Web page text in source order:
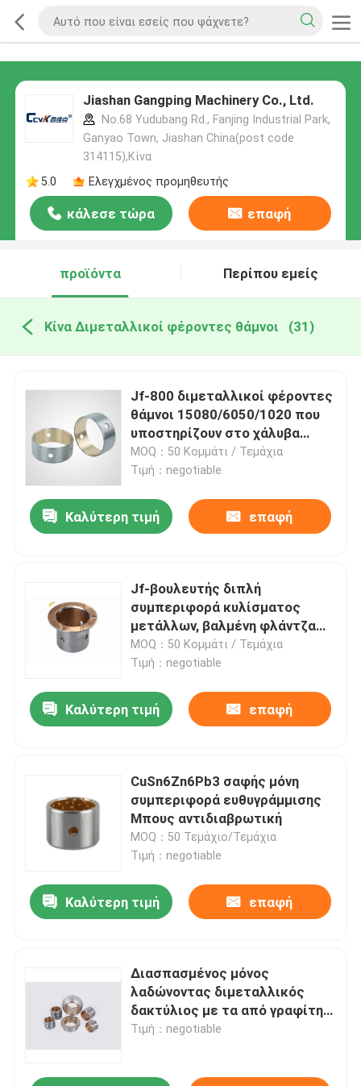
Jiashan Gangping Machinery Co., Ltd.
No.68 Yudubang Rd., Fanjing Industrial Park,
Ganyao Town, Jiashan China(post code
314115),Κίνα
5.0
Ελεγχμένος προμηθευτής
κάλεσε τώρα επαφή
προϊόντα Περίπου εμείς
Κίνα Διμεταλλικοί φέροντες θάμνοι (31)
Jf-800 διμεταλλικοί φέροντες
θάμνοι 15080/6050/1020 που
υποστηρίζουν στο χάλυβα
χαμηλού άνθρακα
MOQ：50 Κομμάτι / Τεμάχια
Τιμή：negotiable
Καλύτερη τιμή επαφή
Jf-βουλευτής διπλή
συμπεριφορά κυλίσματος
μετάλλων, βαλμένη φλάντζα
πεδιάδα που αντέχει τις καλές
ιδιότητες κούρασης
MOQ：50 Κομμάτι / Τεμάχια
Τιμή：negotiable
Καλύτερη τιμή επαφή
CuSn6Zn6Pb3 σαφής μόνη
συμπεριφορά ευθυγράμμισης
Μπους αντιδιαβρωτική
MOQ：50 Τεμάχιο/Τεμάχια
Τιμή：negotiable
Καλύτερη τιμή επαφή
Διασπασμένος μόνος
λαδώνοντας διμεταλλικός
δακτύλιος με τα από γραφίτη
επεξεργασμένα στη μηχανή
Τιμή：negotiable